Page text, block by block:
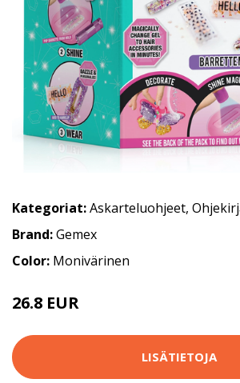
Kategoriat:Askarteluohjeet,
Brand:Gemex
Color: Monivärinen
26.8 EUR
LISÄTIETOJA